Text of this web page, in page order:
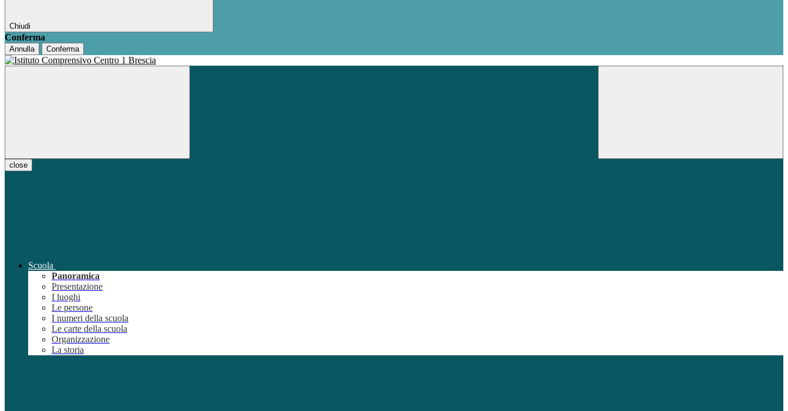
Chiudi
Conferma
Annulla Conferma
close
Scuola
Panoramica
Presentazione
I luoghi
Le persone
I numeri della scuola
Le carte della scuola
Organizzazione
La storia